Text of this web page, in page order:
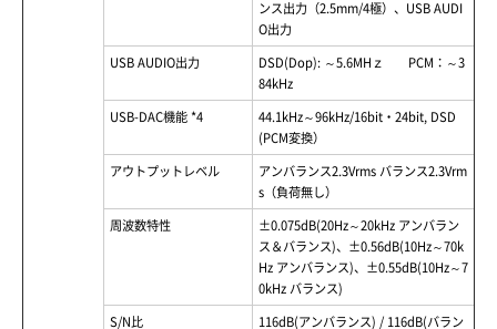
ンス出力（2.5mm/4極）、USB AUDI
O出力
USB AUDIO出力
DSD(Dop): ～5.6MHｚ PCM：～3
84kHz
USB-DAC機能 *4
44.1kHz～96kHz/16bit・24bit, DSD
(PCM変換）
アウトプットレベル
アンバランス2.3Vrms バランス2.3Vrm
s（負荷無し）
周波数特性
±0.075dB(20Hz～20kHz アンバラン
ス＆バランス)、±0.56dB(10Hz～70k
Hz アンバランス)、±0.55dB(10Hz～7
0kHz バランス)
S/N比
116dB(アンバランス) / 116dB(バラン